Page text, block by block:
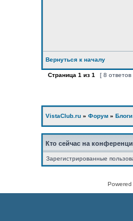
Вернуться к началу
Страница 1 из 1 [ 8
VistaClub.ru » Форум » Блоги
Кто сейчас на
Зарегистрированные